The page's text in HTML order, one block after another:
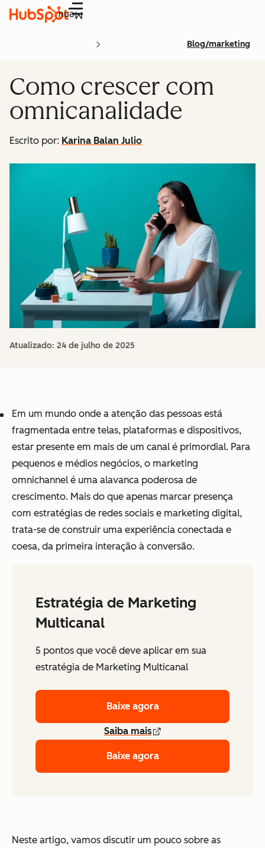
Menu
Blog/marketing
Como crescer com
omnicanalidade
Escrito por: Karina Balan Julio
Atualizado: 24 de julho de 2025
Em um mundo onde a atenção das pessoas está
fragmentada entre telas, plataformas e dispositivos,
estar presente em mais de um canal é primordial. Para
pequenos e médios negócios, o marketing
omnichannel é uma alavanca poderosa de
crescimento. Mais do que apenas marcar presença
com estratégias de redes sociais e marketing digital,
trata-se de construir uma experiência conectada e
coesa, da primeira interação à conversão.
Estratégia de Marketing
Multicanal
5 pontos que você deve aplicar em sua
estratégia de Marketing Multicanal
Baixe agora
Saiba mais
Baixe agora
Neste artigo, vamos discutir um pouco sobre as